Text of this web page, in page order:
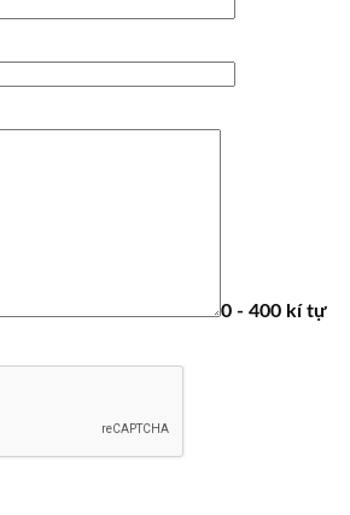
0 - 400 kí tự